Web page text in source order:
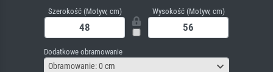
Szerokość (Motyw, cm) Wysokość (Motyw, cm)
Dodatkowe obramowanie
Obramowanie: 0 cm